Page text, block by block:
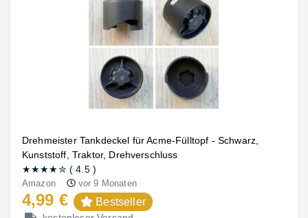
Drehmeister Tankdeckel für Acme-Fülltopf - Schwarz,
Kunststoff, Traktor, Drehverschluss
★★★★✮ (4.5)
Amazon vor 9 Monaten
4,99 € Bestseller